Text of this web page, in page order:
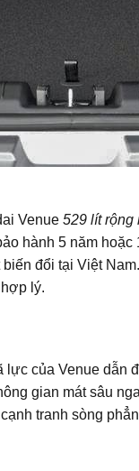
Venue529 lít rộng
hành 5 năm
đổi tại Việt
lý.
của Venue dẫn
gian mát sâu
tranh sòng